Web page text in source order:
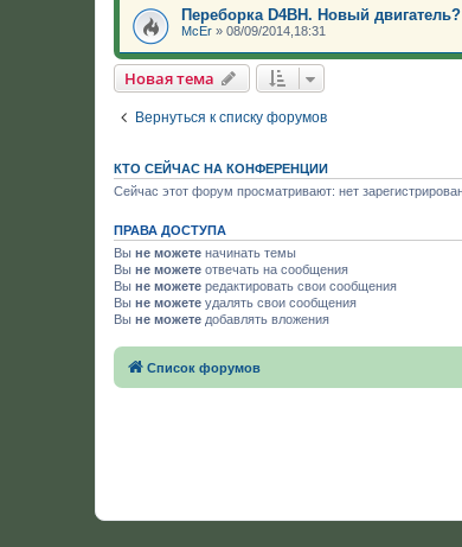
Переборка D4BH. Новый
McEr » 08/09/2014,18:31
Новая тема
Вернуться к списку форумов
КТО СЕЙЧАС НА КОНФЕРЕНЦИИ
Сейчас этот форум просматривают: нет
ПРАВА ДОСТУПА
Вы не можете начинать темы
Вы не можете отвечать на сообщения
Вы не можете редактировать свои сообщения
Вы не можете удалять свои сообщения
Вы не можете добавлять вложения
Список форумов